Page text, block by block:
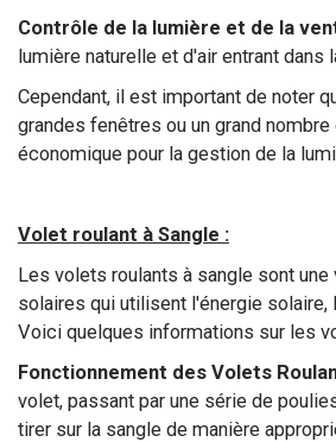
Contrôle de la lumière et de la
lumière naturelle et d'air entrant dans
Cependant, il est important de noter
grandes fenêtres ou un grand
économique pour la gestion de la
Volet roulant à Sangle :
Les volets roulants à sangle sont
solaires qui utilisent l'énergie
Voici quelques informations sur les
Fonctionnement des Volets
volet, passant par une série de
tirer sur la sangle de manière